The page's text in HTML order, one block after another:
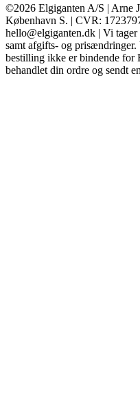
©2026 Elgiganten A/S | Arne
København S. | CVR:
hello@elgiganten.dk | Vi
samt afgifts- og
bestilling ikke er bindende for
behandlet din ordre og sendt